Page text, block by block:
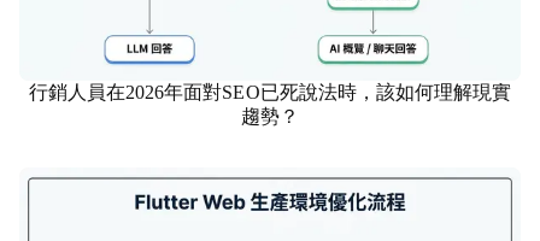
市場行銷
行銷人員在2026年面對SEO已死說法時，該如何理解現實
趨勢？